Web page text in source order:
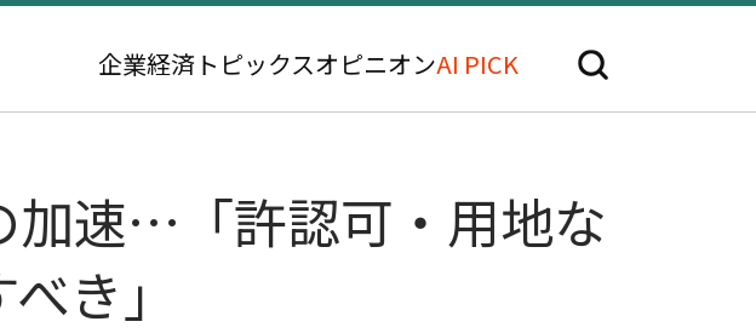
企業経済 トピックスオピニオンAI PICK
加速…「許認可・用地な
き」